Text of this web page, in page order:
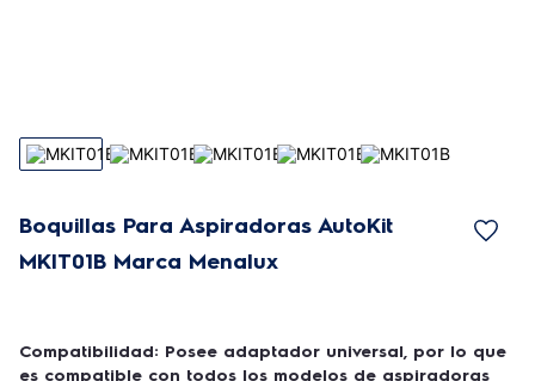
Boquillas Para Aspiradoras AutoKit
MKIT01B Marca Menalux
Compatibilidad: Posee adaptador universal, por lo que
es compatible con todos los modelos de aspiradoras